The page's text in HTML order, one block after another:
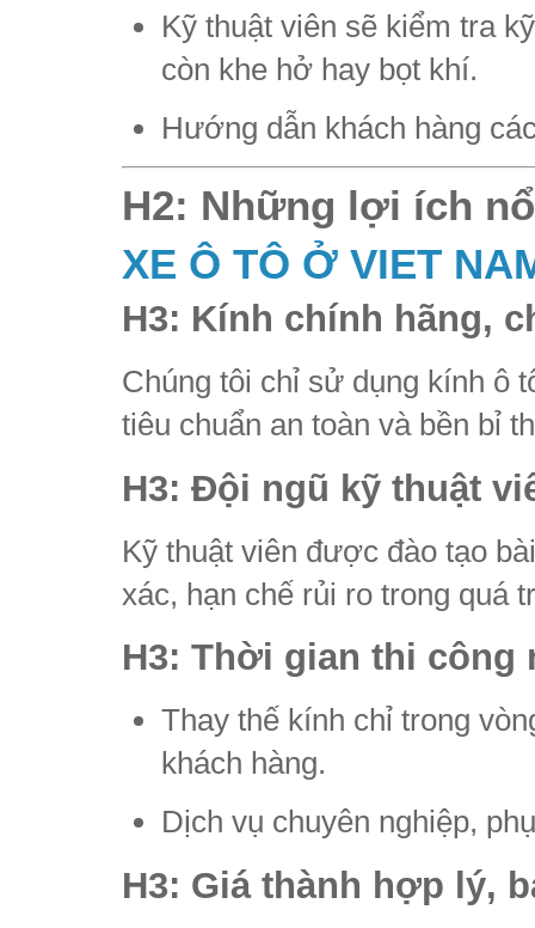
Kỹ thuật viên sẽ kiểm tra
còn khe hở hay bọt khí.
Hướng dẫn khách hàng
H2: Những lợi ích
XE Ô TÔ Ở VIET
H3: Kính chính hãng,
Chúng tôi chỉ sử dụng kính ô
tiêu chuẩn an toàn và bền bỉ
H3: Đội ngũ kỹ thuật
Kỹ thuật viên được đào tạo
xác, hạn chế rủi ro trong quá
H3: Thời gian thi công
Thay thế kính chỉ trong
khách hàng.
Dịch vụ chuyên nghiệp,
H3: Giá thành hợp lý,